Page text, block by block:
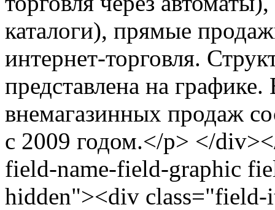
каталоги), прямые
интернет-торговля.
представлена на
внемагазинных продаж
с 2009 годом.</p> </
field-name-field-graphic
hidden"><div